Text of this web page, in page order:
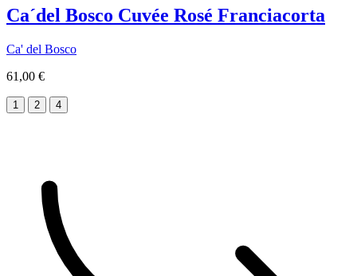
Ca´del Bosco Cuvée Rosé Franciacorta
Ca' del Bosco
61,00 €
1 2 4